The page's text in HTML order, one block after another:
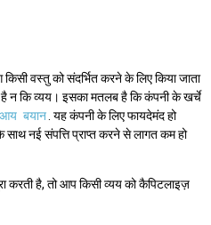
वस्तु को संदर्भित करने के लिए किया जाता
है न कि व्यय। इसका मतलब है कि कंपनी के खर्चे
आय बयान . यह कंपनी के लिए फायदेमंद हो
नई संपत्ति प्राप्त करने से लागत कम हो
करती है, तो आप किसी व्यय को कैपिटलाइज़